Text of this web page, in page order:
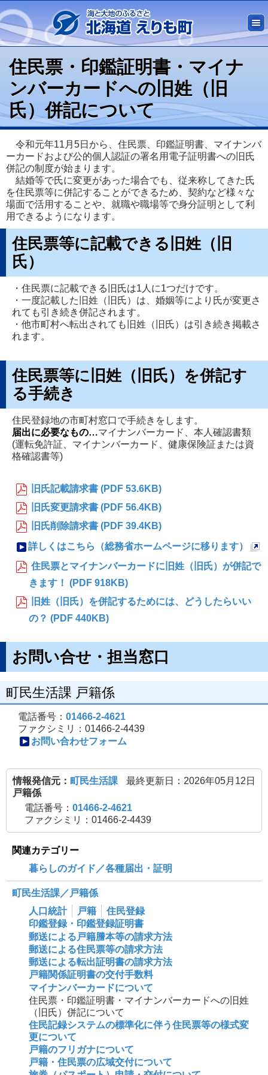
住民票・印鑑証明書・マイナ
ンバーカードへの旧姓（旧
氏）併記について
令和元年11月5日から、住民票、印鑑証明書、マイナンバ
ーカードおよび公的個人認証の署名用電子証明書への旧氏
併記の制度が始まります。
結婚等で氏に変更があった場合でも、従来称してきた氏
を住民票等に併記することができるため、契約など様々な
場面で活用することや、就職や職場等で身分証明として利
用できるようになります。
住民票等に記載できる旧姓（旧
氏）
・住民票に記載できる旧氏は1人に1つだけです。
・一度記載した旧姓（旧氏）は、婚姻等により氏が変更さ
れても引き続き併記されます。
・他市町村へ転出されても旧姓（旧氏）は引き続き掲載さ
れます。
住民票等に旧姓（旧氏）を併記す
る手続き
住民登録地の市町村窓口で手続きをします。
届出に必要なもの…マイナンバーカード、本人確認書類
(運転免許証、マイナンバーカード、健康保険証または資
格確認書等)
旧氏記載請求書 (PDF 53.6KB)
旧氏変更請求書 (PDF 56.4KB)
旧氏削除請求書 (PDF 39.4KB)
詳しくはこちら（総務省ホームページに移ります）
新
で
住民票とマイナンバーカードに旧姓（旧氏）が併記で
きます！ (PDF 918KB)
旧姓（旧氏）を併記するためには、どうしたらいい
の？ (PDF 440KB)
お問い合せ・担当窓口
町民生活課 戸籍係
電話番号： 01466-2-4621
ファクシミリ：01466-2-4439
お問い合わせフォーム
最終更新日：2026年05月12日
情報発信元： 町民生活課
戸籍係
電話番号： 01466-2-4621
ファクシミリ：01466-2-4439
関連カテゴリー
暮らしのガイド／各種届出・証明
町民生活課／戸籍係
人口統計
戸籍
住民登録
印鑑登録・印鑑登録証明書
郵送による戸籍謄本等の請求方法
郵送による住民票等の請求方法
郵送による転出証明書の請求方法
戸籍関係証明書の交付手数料
マイナンバーカードについて
住民票・印鑑証明書・マイナンバーカードへの旧姓
（旧氏）併記について
住民記録システムの標準化に伴う住民票等の様式変
更について
戸籍のフリガナについて
戸籍・住民票の広域交付について